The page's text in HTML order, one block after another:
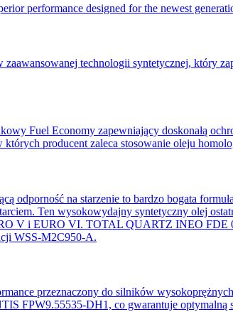
performance designed for the newest
technologii syntetycznej, który
Fuel Economy zapewniający doskonałą
producent zaleca stosowanie oleju
na starzenie to bardzo bogata
Ten wysokowydajny syntetyczny olej
V i EURO VI. TOTAL QUARTZ INEO FDE
WSS-M2C950-A.
przeznaczony do silników
FPW9.55535-DH1, co gwarantuje